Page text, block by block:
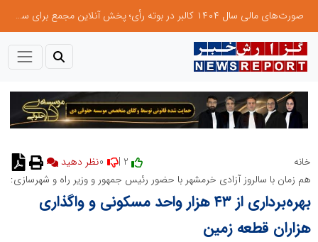
صورت‌های مالی سال ۱۴۰۴ کالبر در بوته رأی؛ پخش آنلاین مجمع برای سهامداران در سراسر کشور
خانه
نظر دهید
هم زمان با سالروز آزادی خرمشهر با حضور رئیس جمهور و وزیر راه و شهرسازی:
بهره‌برداری از ۴۳ هزار واحد مسکونی و واگذاری
هزاران قطعه زمین